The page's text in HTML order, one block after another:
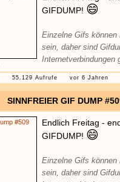
GIFDUMP! 😄
Einzelne Gifs können
sein, daher sind
Internetverbindungen
55.129 Aufrufe vor 6 Jahren
SINNFREIER GIF DUMP
Endlich Freitag -
GIFDUMP! 😄
Einzelne Gifs können
sein, daher sind